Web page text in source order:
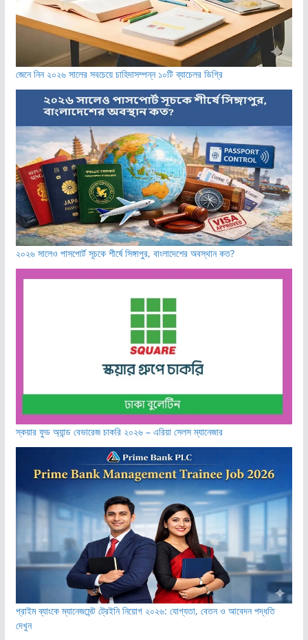
জেনে নিন ২০২৬ সালের সবচেয়ে চাহিদাসম্পন্ন ১০টি ব্যাচেলর ডিগ্রি
২০২৬ সালেও পাসপোর্ট সূচকে শীর্ষে সিঙ্গাপুর, বাংলাদেশের অবস্থান কত?
স্কয়ার ফুড অ্যান্ড বেভারেজ চাকরি ২০২৬ – এরিয়া সেলস ম্যানেজার
প্রাইম ব্যাংকে ম্যানেজমেন্ট ট্রেইনি নিয়োগ ২০২৬: যোগ্যতা, বেতন ও আবেদন পদ্ধতি
দেখুন